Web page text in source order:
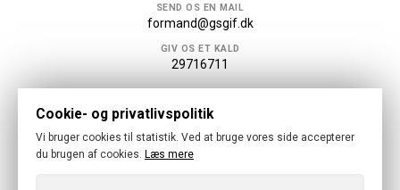
SEND OS EN MAIL
formand@gsgif.dk
GIV OS ET KALD
29716711
Følg os
Cookie- og privatlivspolitik
Vi bruger cookies til statistik. Ved at bruge vores side accepterer
du brugen af cookies. Læs mere